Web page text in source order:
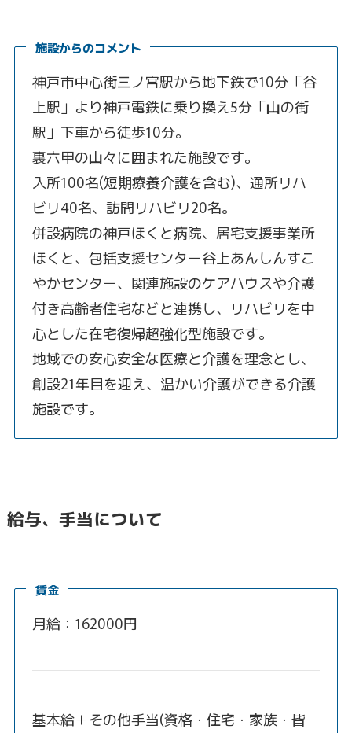
施設からのコメント
神戸市中心街三ノ宮駅から地下鉄で10分「谷
上駅」より神戸電鉄に乗り換え5分「山の街
駅」下車から徒歩10分。
裏六甲の山々に囲まれた施設です。
入所100名(短期療養介護を含む)、通所リハ
ビリ40名、訪問リハビリ20名。
併設病院の神戸ほくと病院、居宅支援事業所
ほくと、包括支援センター谷上あんしんすこ
やかセンター、関連施設のケアハウスや介護
付き高齢者住宅などと連携し、リハビリを中
心とした在宅復帰超強化型施設です。
地域での安心安全な医療と介護を理念とし、
創設21年目を迎え、温かい介護ができる介護
施設です。
給与、手当について
賃金
月給：162000円
基本給＋その他手当(資格・住宅・家族・皆